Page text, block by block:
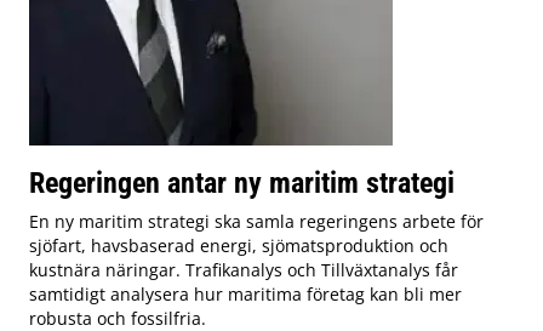
Regeringen antar ny maritim strategi
En ny maritim strategi ska samla regeringens arbete för
sjöfart, havsbaserad energi, sjömatsproduktion och
kustnära näringar. Trafikanalys och Tillväxtanalys får
samtidigt analysera hur maritima företag kan bli mer
robusta och fossilfria.